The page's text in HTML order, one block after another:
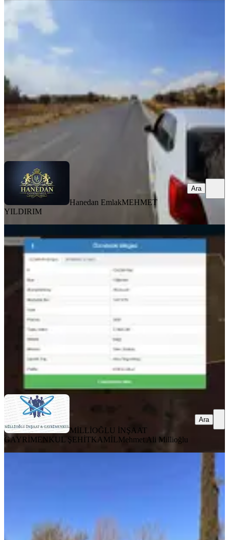
Oğuzeli, Şahinbey Mahallesi
Hanedan Emlak
Hanedan EmlakMEHMET
YILDIRIM
Ara
Millioğlu İnşaat'tan Altınyurt'ta Fırsat
Arazi
Oğuzeli, Altınyurt Mahallesi
690/m²·18.06.2026
MİLLİOĞLU İNŞAAT GAYRİMENKUL ŞEHİTKAMİL
Ali Millioğlu
MİLLİOĞLU İNŞAAT
GAYRİMENKUL ŞEHİTKAMİLMehmet Ali Millioğlu
Ara
900/m²
2.000.000 ₺